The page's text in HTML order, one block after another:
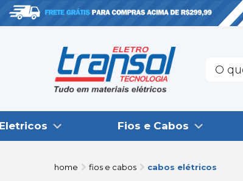
Fios e Cabos
home fios e cabos cabos elétricos